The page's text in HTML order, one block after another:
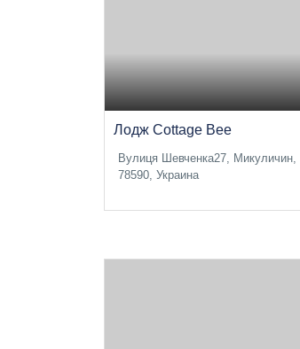
Лодж Cottage Bee
Вулиця Шевченка27, Микуличин,
78590, Украина